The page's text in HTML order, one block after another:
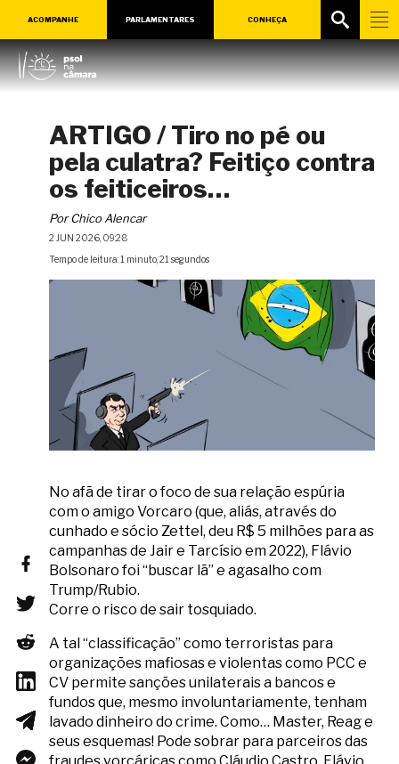
ACOMPANHE PARLAMENTARES CONHEÇA
ARTIGO / Tiro no pé ou
pela culatra? Feitiço contra
os feiticeiros…
Por Chico Alencar
2 JUN 2026, 09:28
Tempo de leitura: 1 minuto, 21 segundos
No afã de tirar o foco de sua relação espúria
com o amigo Vorcaro (que, aliás, através do
cunhado e sócio Zettel, deu R$ 5 milhões para as
campanhas de Jair e Tarcísio em 2022), Flávio
Bolsonaro foi “buscar lã” e agasalho com
Trump/Rubio.
Corre o risco de sair tosquiado.
A tal “classificação” como terroristas para
organizações mafiosas e violentas como PCC e
CV permite sanções unilaterais a bancos e
fundos que, mesmo involuntariamente, tenham
lavado dinheiro do crime. Como… Master, Reag e
seus esquemas! Pode sobrar para parceiros das